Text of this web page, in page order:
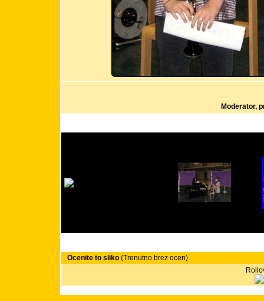
Moderator,
Ocenite to sliko(Trenutno brez ocen)